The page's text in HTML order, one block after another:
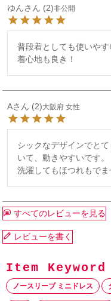
ゆん 2 非公開
普段着としても使いや
着心地も良き！
A 2 大阪府 女性
シックなデザインでと
いて、動きやすいです。
洗濯してもほつれもでま
すべてのレビューを見る
レビューを書く
ノースリーブ ミニドレス